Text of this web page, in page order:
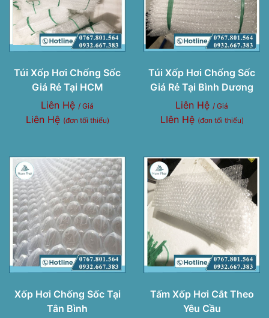
Túi Xốp Hơi Chống Sốc
Giá Rẻ Tại HCM
Liên Hệ / Giá
Liên Hệ (đơn tối thiểu)
Túi Xốp Hơi Chống Sốc
Giá Rẻ Tại Bình Dương
Liên Hệ / Giá
LIên Hệ (đơn tối thiểu)
Xốp Hơi Chống Sốc Tại
Tân Bình
Tấm Xốp Hơi Cắt Theo
Yêu Cầu